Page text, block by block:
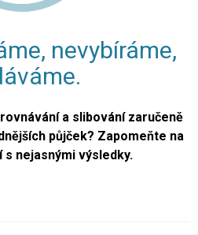
nevybíráme,
a slibování zaručeně
půjček? Zapomeňte na
s nejasnými výsledky.